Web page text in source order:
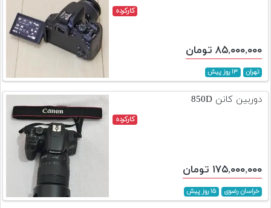
کارکرده
۸۵,۰۰۰,۰۰۰ تومان
تهران ۱۳ روز پیش
دوربین کانن 850D
کارکرده
۱۷۵,۰۰۰,۰۰۰ تومان
خراسان رضوی ۱۵ روز پیش